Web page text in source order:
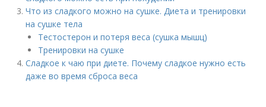
Что из сладкого можно на сушке. Диета и тренировки
на сушке тела
Тестостерон и потеря веса (сушка мышц)
Тренировки на сушке
Сладкое к чаю при диете. Почему сладкое нужно есть
даже во время сброса веса